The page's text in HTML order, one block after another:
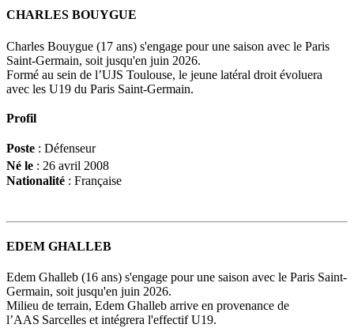
CHARLES BOUYGUE
Charles Bouygue (17 ans) s'engage pour une saison avec le Paris
Saint-Germain, soit jusqu'en juin 2026.
Formé au sein de l’UJS Toulouse, le jeune latéral droit évoluera
avec les U19 du Paris Saint-Germain.
Profil
Poste : Défenseur
Né le : 26 avril 2008
Nationalité : Française
EDEM GHALLEB
Edem Ghalleb (16 ans) s'engage pour une saison avec le Paris Saint-
Germain, soit jusqu'en juin 2026.
Milieu de terrain, Edem Ghalleb arrive en provenance de
l’AAS Sarcelles et intégrera l'effectif U19.